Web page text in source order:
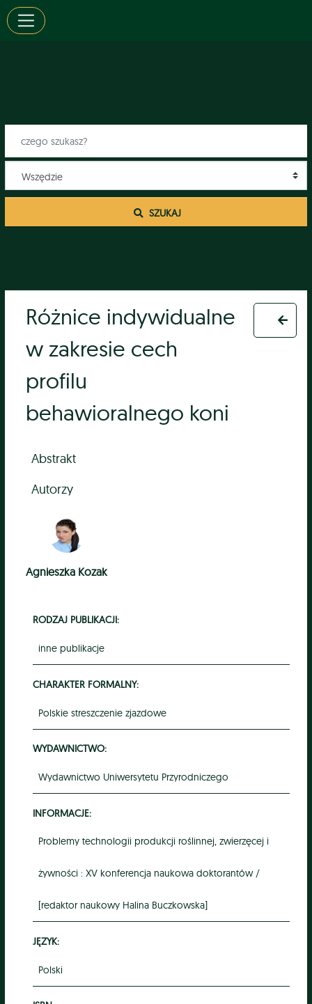
SZUKAJ
Różnice indywidualne
w zakresie cech
profilu
behawioralnego koni
Abstrakt
Autorzy
Agnieszka Kozak
RODZAJ PUBLIKACJI:
inne publikacje
CHARAKTER FORMALNY:
Polskie streszczenie zjazdowe
WYDAWNICTWO:
Wydawnictwo Uniwersytetu Przyrodniczego
INFORMACJE:
Problemy technologii produkcji roślinnej, zwierzęcej i
żywności : XV konferencja naukowa doktorantów /
[redaktor naukowy Halina Buczkowska]
JĘZYK:
Polski